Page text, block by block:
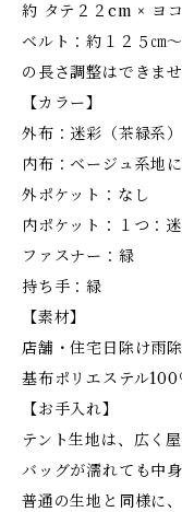
約 タテ２２cm × ヨ
ベルト：約１２５㎝
の長さ調整はできませ
【カラー】
外布：迷彩（茶緑系）
内布：ベージュ系地
外ポケット：なし
内ポケット：１つ：
ファスナー：緑
持ち手：緑
【素材】
店舗・住宅日除け雨
基布ポリエステル100
【お手入れ】
テント生地は、広く
バッグが濡れても中
普通の生地と同様に